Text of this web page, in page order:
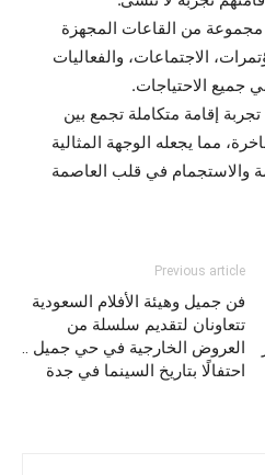
من القاعات المجهزة
الاجتماعات، والفعاليات
جميع الاحتياجات.
إقامة متكاملة تجمع بين
مما يجعله الوجهة المثالية
والاستجمام في قلب العاصمة
Previous article
فن جميل وهيئة الأفلام السعودية
تتعاونان لتقديم سلسلة من
العروض الخارجية في حي جميل ..
احتفالًا بتاريخ السينما في جدة